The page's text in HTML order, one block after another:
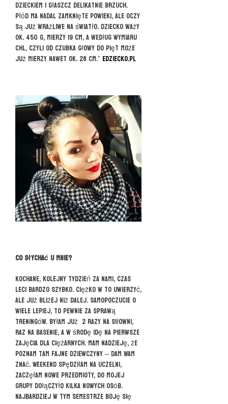
dzieckiem i głaszcz delikatnie brzuch.
Płód ma nadal zamknięte powieki, ale oczy
są już wrażliwe na światło. Dziecko waży
ok. 450 g, mierzy 19 cm, a według wymiaru
CHL, czyli od czubka głowy do pięt może
już mierzy nawet ok. 28 cm.” eDziecko.pl
Co słychać u mnie?
Kochane, kolejny tydzień za nami, czas
leci bardzo szybko. Ciężko w to uwierzyć,
ale już bliżej niż dalej. Samopoczucie o
wiele lepiej, to pewnie za sprawą
treningów. Byłam już 2 razy na siłowni,
raz na basenie, a w środę idę na pierwsze
zajęcia dla ciężarnych. Mam nadzieję, że
poznam tam fajne dziewczyny – dam Wam
znać. Weekend spędziłam na uczelni,
zaczęłam nowe przedmioty, do mojej
grupy dołączyło kilka nowych osób.
Najbardziej w tym semestrze boję się